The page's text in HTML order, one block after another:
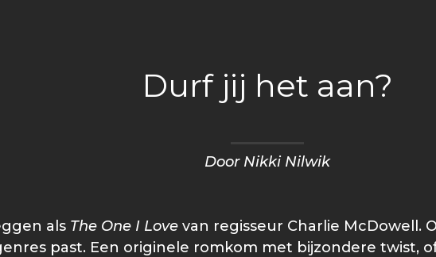
Durf jij het aan?
Door Nikki Nilwik
als The One I Love van regisseur Charlie McDowell.
past. Een originele romkom met bijzondere twist,